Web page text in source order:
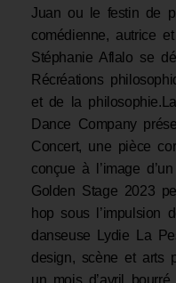
Juan ou le festin de
comédienne, autrice
Stéphanie Aflalo se
Récréations
et de la
Dance Company
Concert, une pièce
conçue à l’image
Golden Stage 2023
hop sous l’impulsion
danseuse Lydie La
design, scène et arts